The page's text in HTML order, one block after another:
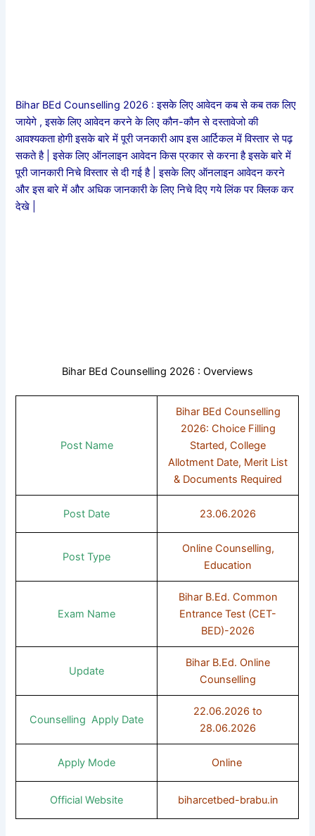
Bihar BEd Counselling 2026 : इसके लिए आवेदन कब से कब तक लिए
जायेगे , इसके लिए आवेदन करने के लिए कौन-कौन से दस्तावेजो की
आवश्यकता होगी इसके बारे में पूरी जनकारी आप इस आर्टिकल में विस्तार से पढ़
सकते है | इसेक लिए ऑनलाइन आवेदन किस प्रकार से करना है इसके बारे में
पूरी जानकारी निचे विस्तार से दी गई है | इसके लिए ऑनलाइन आवेदन करने
और इस बारे में और अधिक जानकारी के लिए निचे दिए गये लिंक पर क्लिक कर
देखे |
Bihar BEd Counselling 2026 : Overviews
Post Name
Bihar BEd Counselling
2026: Choice Filling
Started, College
Allotment Date, Merit List
& Documents Required
Post Date 23.06.2026
Post Type
Online Counselling,
Education
Exam Name
Bihar B.Ed. Common
Entrance Test (CET-
BED)-2026
Update
Bihar B.Ed. Online
Counselling
Counselling Apply Date
22.06.2026 to
28.06.2026
Apply Mode Online
Official Website biharcetbed-brabu.in